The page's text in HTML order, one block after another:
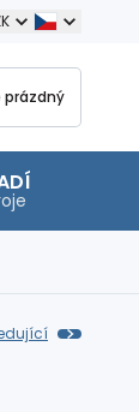
prázdný